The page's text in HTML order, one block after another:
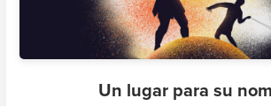
Un lugar para su